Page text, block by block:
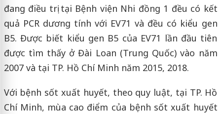
đang điều trị tại Bệnh viện Nhi đồng 1 đều có kết
quả PCR dương tính với EV71 và đều có kiểu gen
B5. Được biết kiểu gen B5 của EV71 lần đầu tiên
được tìm thấy ở Đài Loan (Trung Quốc) vào năm
2007 và tại TP. Hồ Chí Minh năm 2015, 2018.
Với bệnh sốt xuất huyết, theo quy luật, tại TP. Hồ
Chí Minh, mùa cao điểm của bệnh sốt xuất huyết